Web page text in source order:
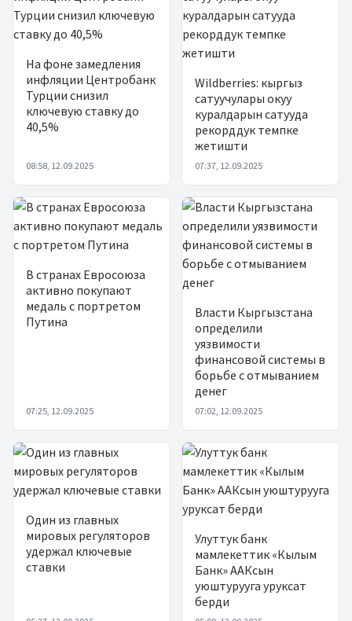
На фоне замедления
инфляции Центробанк
Турции снизил
ключевую ставку до
40,5%
08:58, 12.09.2025
Wildberries: кыргыз
сатуучулары окуу
куралдарын сатууда
рекорддук темпке
жетишти
07:37, 12.09.2025
В странах Евросоюза
активно покупают
медаль с портретом
Путина
07:25, 12.09.2025
Власти Кыргызстана
определили
уязвимости
финансовой системы в
борьбе с отмыванием
денег
07:02, 12.09.2025
Один из главных
мировых регуляторов
удержал ключевые
ставки
Улуттук банк
мамлекеттик «Кылым
Банк» ААКсын
уюштурууга уруксат
берди